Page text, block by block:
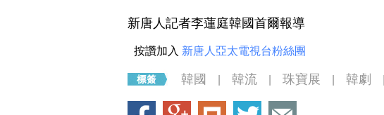
新唐人記者李蓮庭韓國首爾報導
按讚加入 新唐人亞太電視台粉絲團
韓國 韓流 珠寶展 韓劇